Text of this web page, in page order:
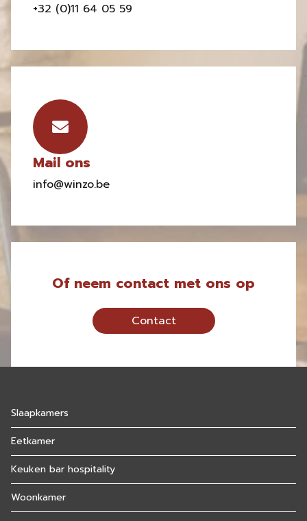
+32 (0)11 64 05 59
Mail ons
info@winzo.be
Of neem contact met ons op
Contact
Slaapkamers
Eetkamer
Keuken bar hospitality
Woonkamer